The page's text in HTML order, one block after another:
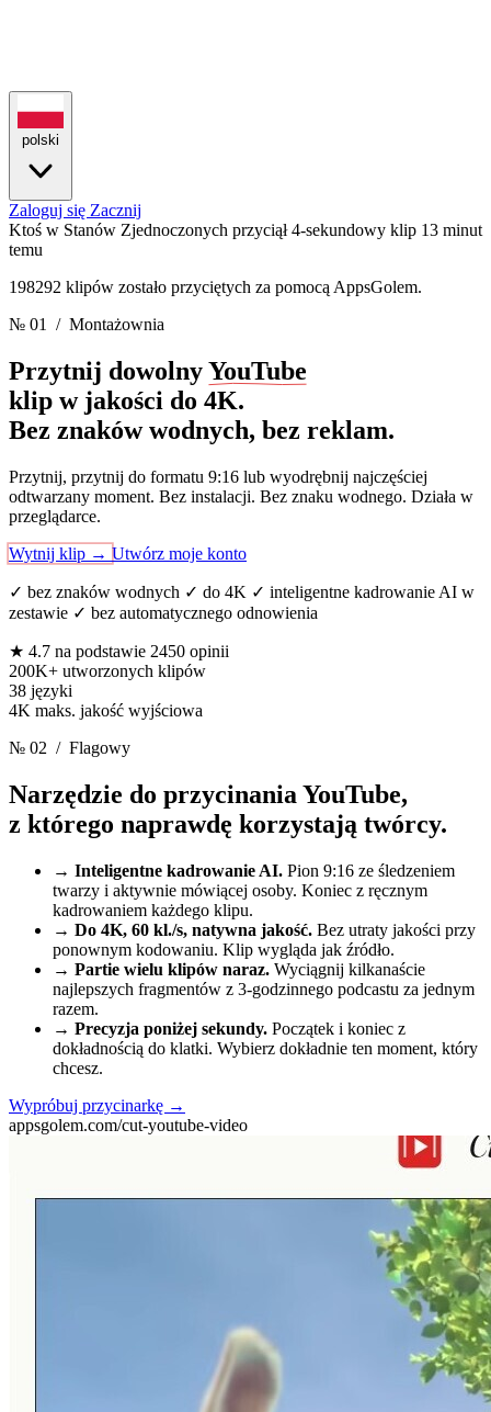
polski
Zaloguj się Zacznij
Ktoś w Stanów Zjednoczonych przyciął 4-sekundowy klip 13 minut
temu
198292 klipów zostało przyciętych za pomocą AppsGolem.
№ 01
/ Montażownia
Przytnij dowolnyYouTube
klip w jakości do 4K.
Bez znaków wodnych, bez reklam.
Przytnij, przytnij do formatu 9:16 lub wyodrębnij najczęściej
odtwarzany moment. Bez instalacji. Bez znaku wodnego. Działa w
przeglądarce.
Wytnij klip → Utwórz moje konto
✓ bez znaków wodnych ✓ do 4K ✓ inteligentne kadrowanie AI w
zestawie ✓ bez automatycznego odnowienia
★ 4.7 na podstawie 2450 opinii
200K+ utworzonych klipów
38 języki
4K maks. jakość wyjściowa
№ 02 / Flagowy
Narzędzie do przycinania YouTube,
z którego naprawdę korzystają twórcy.
→ Inteligentne kadrowanie AI. Pion 9:16 ze śledzeniem
twarzy i aktywnie mówiącej osoby. Koniec z ręcznym
kadrowaniem każdego klipu.
→ Do 4K, 60 kl./s, natywna jakość. Bez utraty jakości przy
ponownym kodowaniu. Klip wygląda jak źródło.
→ Partie wielu klipów naraz. Wyciągnij kilkanaście
najlepszych fragmentów z 3-godzinnego podcastu za jednym
razem.
→ Precyzja poniżej sekundy. Początek i koniec z
dokładnością do klatki. Wybierz dokładnie ten moment, który
chcesz.
Wypróbuj przycinarkę →
appsgolem.com/cut-youtube-video